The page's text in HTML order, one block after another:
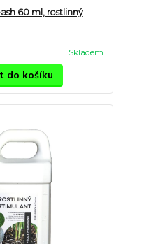
60 ml, rostlinný
Skladem
do košíku